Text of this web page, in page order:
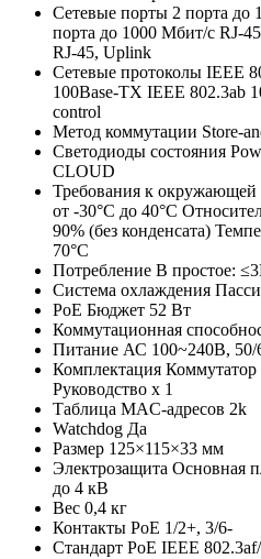
Сетевые порты 2 порта до
порта до 1000 Мбит/с RJ-
RJ-45, Uplink
Сетевые протоколы IEEE
100Base-TX IEEE 802.3ab
control
Метод коммутации Store-
Светодиоды состояния
CLOUD
Требования к окружающей
от -30°C до 40°C
90% (без конденсата)
70°C
Потребление В простое:
Система охлаждения
PoE Бюджет 52 Вт
Коммутационная
Питание АС 100~240В, 50/
Комплектация Коммутатор
Руководство х 1
Таблица MAC-адресов 2k
Watchdog Да
Размер 125×115×33 мм
Электрозащита Основная
до 4 кВ
Вес 0,4 кг
Контакты PoE 1/2+, 3/6-
Стандарт PoE IEEE